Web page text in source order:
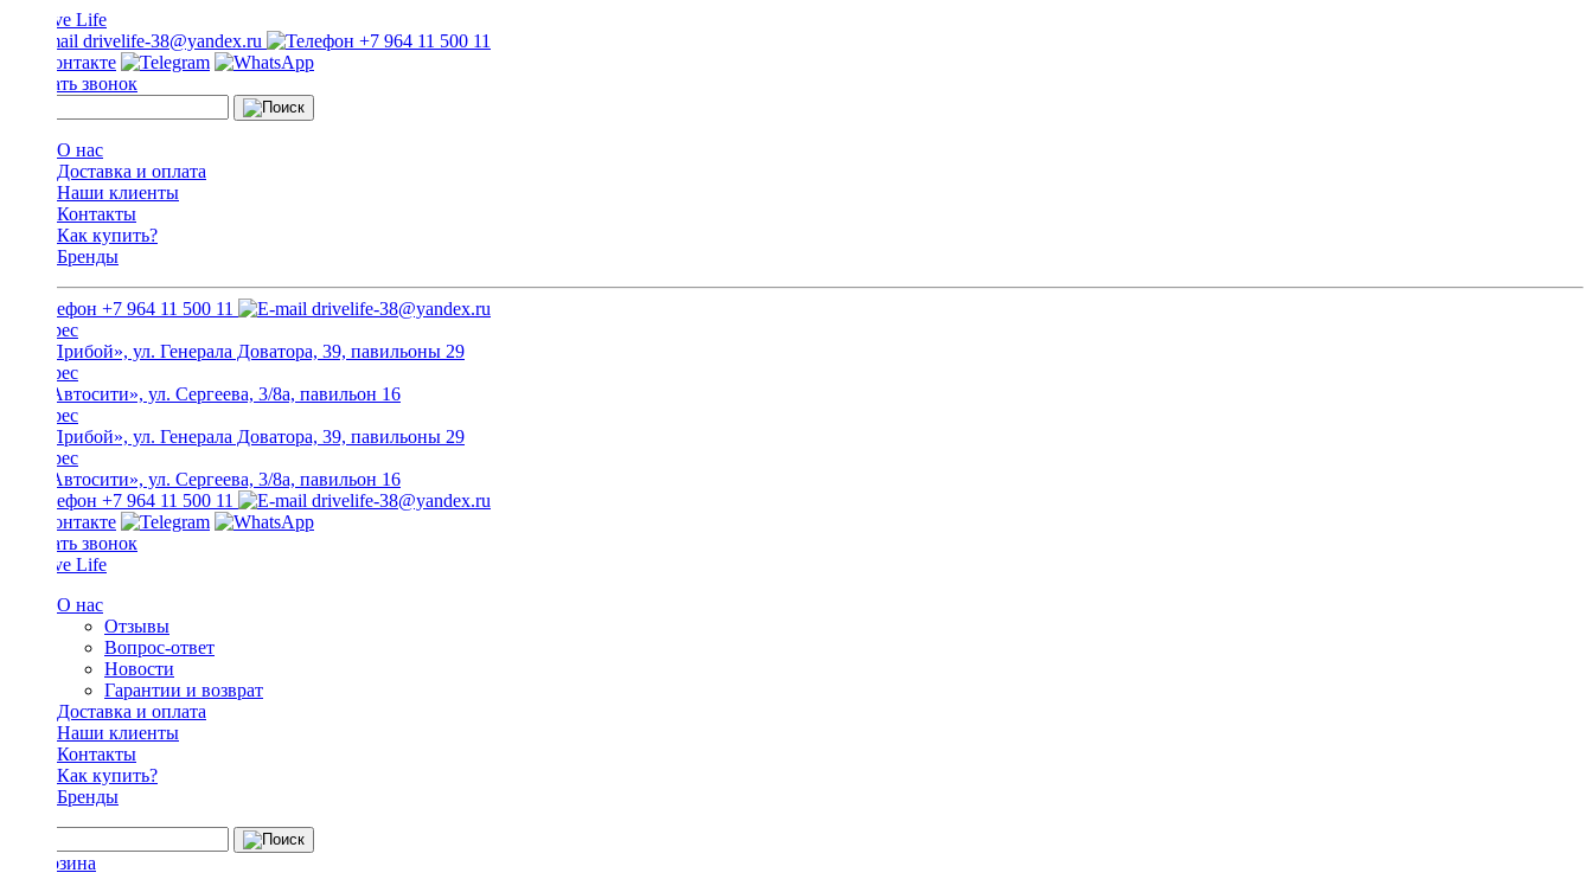
drivelife-38@yandex.ru +7 964 11 500 11
Заказать звонок
О нас
Доставка и оплата
Наши клиенты
Контакты
Как купить?
Бренды
+7 964 11 500 11 drivelife-38@yandex.ru
ТЦ «Прибой», ул. Генерала Доватора, 39, павильоны 29
ТЦ «Автосити», ул. Сергеева, 3/8а, павильон 16
ТЦ «Прибой», ул. Генерала Доватора, 39, павильоны 29
ТЦ «Автосити», ул. Сергеева, 3/8а, павильон 16
+7 964 11 500 11
drivelife-38@yandex.ru
Заказать звонок
О нас
Отзывы
Вопрос-ответ
Новости
Гарантии и возврат
Доставка и оплата
Наши клиенты
Контакты
Как купить?
Бренды